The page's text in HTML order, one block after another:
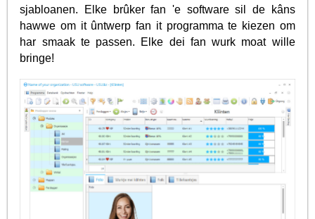
sjabloanen. Elke brûker fan 'e software sil de kâns
hawwe om it ûntwerp fan it programma te kiezen om
har smaak te passen. Elke dei fan wurk moat wille
bringe!